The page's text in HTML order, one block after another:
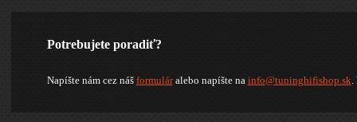
Potrebujete poradiť?
Napíšte nám cez náš formuláralebo napíšte na info@tuninghifishop.sk.